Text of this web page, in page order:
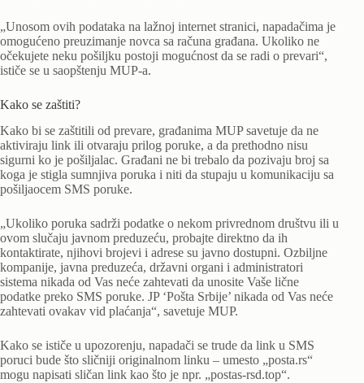
„Unosom ovih podataka na lažnoj internet stranici, napadačima je
omogućeno preuzimanje novca sa računa građana. Ukoliko ne
očekujete neku pošiljku postoji mogućnost da se radi o prevari“,
ističe se u saopštenju MUP-a.
Kako se zaštiti?
Kako bi se zaštitili od prevare, građanima MUP savetuje da ne
aktiviraju link ili otvaraju prilog poruke, a da prethodno nisu
sigurni ko je pošiljalac. Građani ne bi trebalo da pozivaju broj sa
koga je stigla sumnjiva poruka i niti da stupaju u komunikaciju sa
pošiljaocem SMS poruke.
„Ukoliko poruka sadrži podatke o nekom privrednom društvu ili u
ovom slučaju javnom preduzeću, probajte direktno da ih
kontaktirate, njihovi brojevi i adrese su javno dostupni. Ozbiljne
kompanije, javna preduzeća, državni organi i administratori
sistema nikada od Vas neće zahtevati da unosite Vaše lične
podatke preko SMS poruke. JP ‘Pošta Srbije’ nikada od Vas neće
zahtevati ovakav vid plaćanja“, savetuje MUP.
Kako se ističe u upozorenju, napadači se trude da link u SMS
poruci bude što sličniji originalnom linku – umesto „posta.rs“
mogu napisati sličan link kao što je npr. „postas-rsd.top“.